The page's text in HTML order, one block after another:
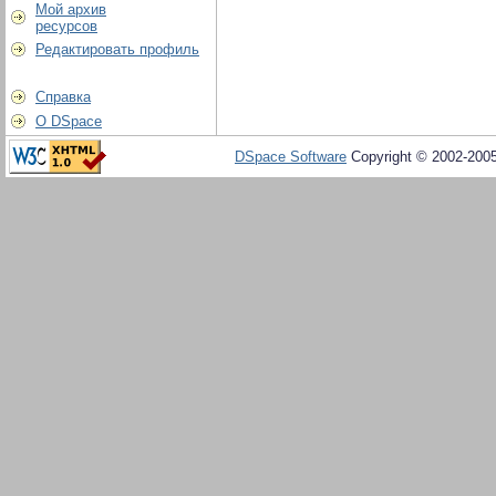
Мой архив
ресурсов
Редактировать профиль
Справка
О DSpace
DSpace Software Copyright © 2002-